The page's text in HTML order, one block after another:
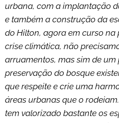
urbana, com a implantação
e também a construção da
do Hilton, agora em curso na
crise climática, não
arruamentos, mas sim de
preservação do bosque
que respeite e crie uma
áreas urbanas que o
tem valorizado bastante os